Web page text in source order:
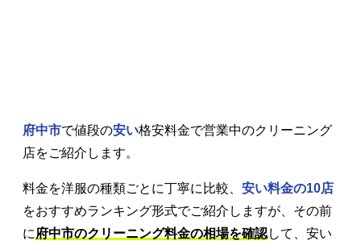
府中市で値段の安い格安料金で営業中のクリーニング
店をご紹介します。
料金を洋服の種類ごとに丁寧に比較、 安い料金の10店
をおすすめランキング形式でご紹介しますが、その前
に府中市のクリーニング料金の相場を確認して、安い